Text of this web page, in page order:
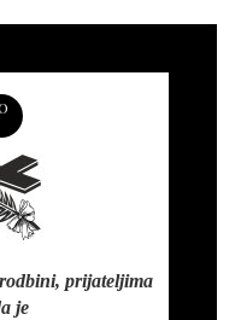
prijateljima
je